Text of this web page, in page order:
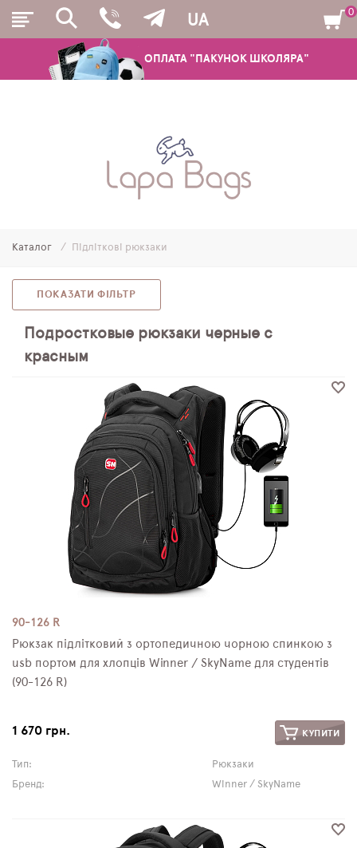
ОПЛАТА "ПАКУНОК ШКОЛЯРА"
UA
ШКІЛЬНІ РЮКЗАКИ ТА РАНЦІ
МОЛОДІЖНІ РЮКЗАКИ
ПЕНАЛИ
МІШКИ ДЛЯ ВЗУТТЯ
SCHOOL STANDARD
РОЗПРОДАЖ
0
Каталог Підліткові рюкзаки
ПОКАЗАТИ ФІЛЬТР
Подростковые рюкзаки черные с
красным
90-126 R
Рюкзак підлітковий з ортопедичною чорною спинкою з
usb портом для хлопців Winner / SkyName для студентів
(90-126 R)
1 670 грн. КУПИТИ
Тип:
Рюкзаки
Бренд:
Winner / SkyName